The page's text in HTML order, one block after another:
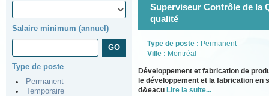
Salaire minimum (annuel)
Type de poste
Permanent
Temporaire
Superviseur Contrôle de la
qualité
Type de poste : Permanent
Ville : Montréal
Développement et fabrication de
le développement et la fabrication en
d&eacu Lire la suite...